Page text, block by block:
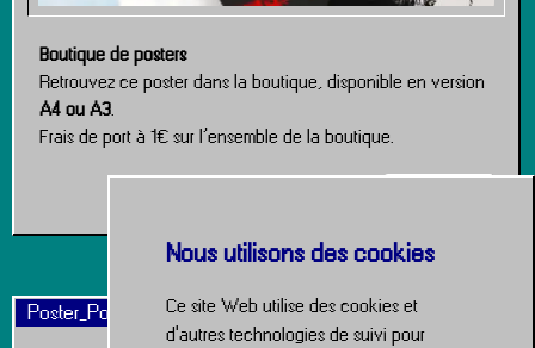
Nous utilisons des cookies
Ce site Web utilise des cookies et
d'autres technologies de suivi pour
Boutique de posters
Retrouvez ce poster dans la boutique, disponible en version
A4 ou A3.
Frais de port à 1€ sur l’ensemble de la boutique.
Poster_Portfolio.link